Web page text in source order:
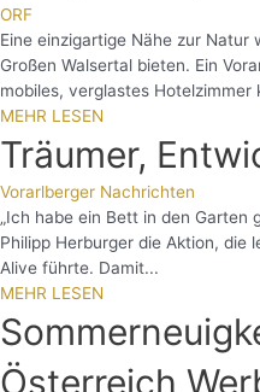
ORF
Eine einzigartige Nähe zur Natur
Großen Walsertal bieten. Ein
mobiles, verglastes Hotelzimmer
MEHR LESEN
Träumer,
Vorarlberger Nachrichten
„Ich habe ein Bett in den Garten
Philipp Herburger die Aktion, die
Alive führte. Damit...
MEHR LESEN
Österreich